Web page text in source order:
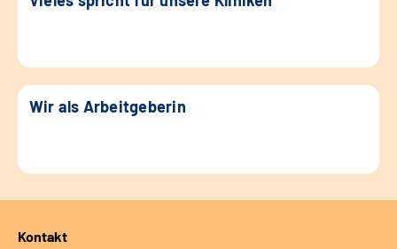
Wir als Arbeitgeberin
Kontakt